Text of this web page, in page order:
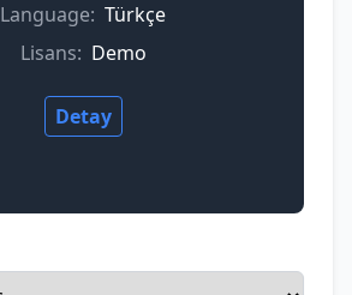
Language: Türkçe
Lisans: Demo
Detay